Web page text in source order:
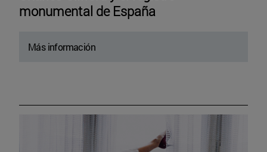
monumental de España
Más información